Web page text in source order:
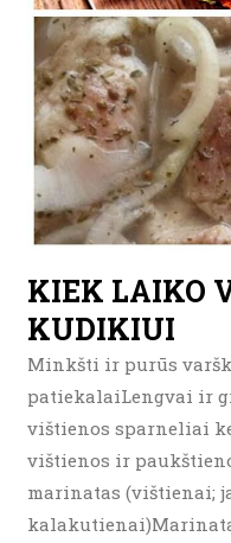
KIEK LAIKO
KUDIKIUI
Minkšti ir purūs
patiekalaiLengvai ir
vištienos sparneliai
vištienos ir
marinatas (vištienai;